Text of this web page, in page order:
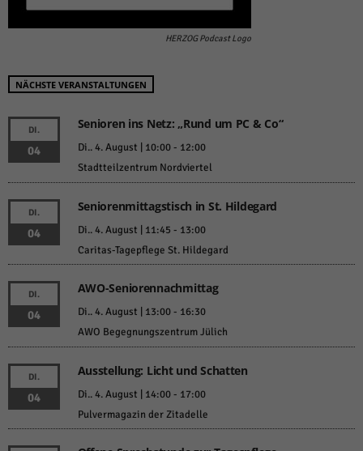
HERZOG Podcast Logo
NÄCHSTE VERANSTALTUNGEN
DI.
04
Senioren ins Netz: „Rund um PC & Co“
Di.. 4. August | 10:00- 12:00
Stadtteilzentrum Nordviertel
DI.
04
Seniorenmittagstisch in St. Hildegard
Di.. 4. August | 11:45 - 13:00
Caritas-Tagepflege St. Hildegard
DI.
04
AWO-Seniorennachmittag
Di.. 4. August | 13:00- 16:30
AWO Begegnungszentrum Jülich
DI.
04
Ausstellung: Licht und Schatten
Di.. 4. August | 14:00- 17:00
Pulvermagazin der Zitadelle